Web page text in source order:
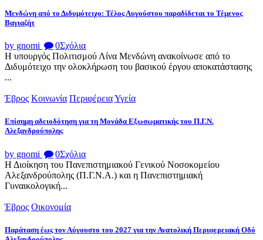
Μενδώνη από το Διδυμότειχο: Τέλος Αυγούστου παραδίδεται το Τέμενος
Βαγιαζήτ
by gnomi 0Σχόλια
Η υπουργός Πολιτισμού Λίνα Μενδώνη ανακοίνωσε από το
Διδυμότειχο την ολοκλήρωση του βασικού έργου αποκατάστασης
...
Έβρος Κοινωνία ΠεριφέρειαΥγεία
Επίσημη αδειοδότηση για τη Μονάδα Εξωσωματικής του Π.Γ.Ν.
Αλεξανδρούπολης
by gnomi 0Σχόλια
Η Διοίκηση του Πανεπιστημιακού Γενικού Νοσοκομείου
Αλεξανδρούπολης (Π.Γ.Ν.Α.) και η Πανεπιστημιακή
Γυναικολογική...
Έβρος Οικονομία
Παράταση έως τον Αύγουστο του 2027 για την Ανατολική Περιφερειακή Οδό